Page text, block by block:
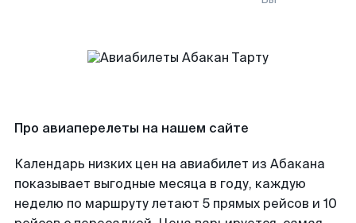
Про авиаперелеты на нашем сайте
Календарь низких цен на авиабилет из Абакана
показывает выгодные месяца в году, каждую
неделю по маршруту летают 5 прямых рейсов и 10